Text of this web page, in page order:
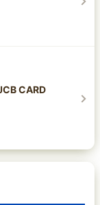
料金 楽天ポイ
ビューを見た
クラブに戻っ
の【○：対象
までポイント
CARD